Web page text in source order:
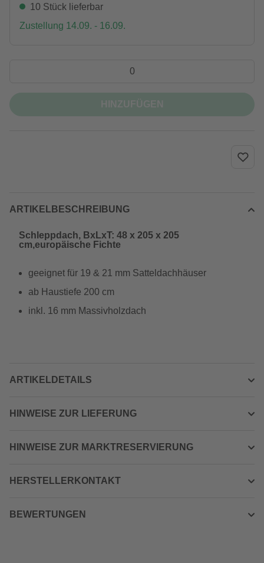
10 Stück lieferbar
Zustellung 14.09. - 16.09.
ARTIKELBESCHREIBUNG
Schleppdach, BxLxT: 48 x 205 x 205
cm,europäische Fichte
geeignet für 19 & 21 mm Satteldachhäuser
ab Haustiefe 200 cm
inkl. 16 mm Massivholzdach
ARTIKELDETAILS
HINWEISE ZUR LIEFERUNG
HINWEISE ZUR MARKTRESERVIERUNG
HERSTELLERKONTAKT
BEWERTUNGEN